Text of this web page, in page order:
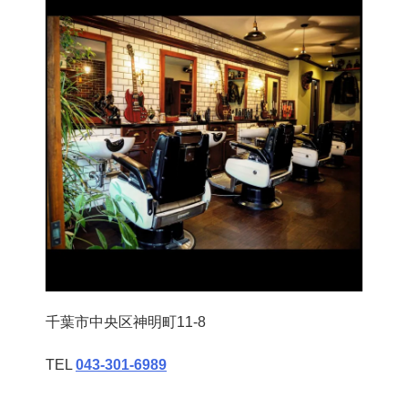
千葉市中央区神明町11-8
TEL 043‐301‐6989